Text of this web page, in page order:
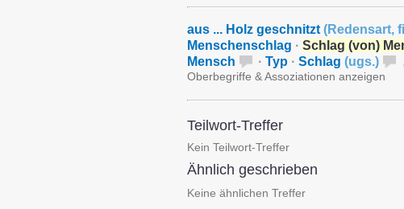
aus ... Holz geschnitzt (Redensart,
Menschenschlag · Schlag (von)
Mensch
· Typ · Schlag (ugs.)
Oberbegriffe & Assoziationen anzeigen
Teilwort-Treffer
Kein Teilwort-Treffer
Ähnlich geschrieben
Keine ähnlichen Treffer